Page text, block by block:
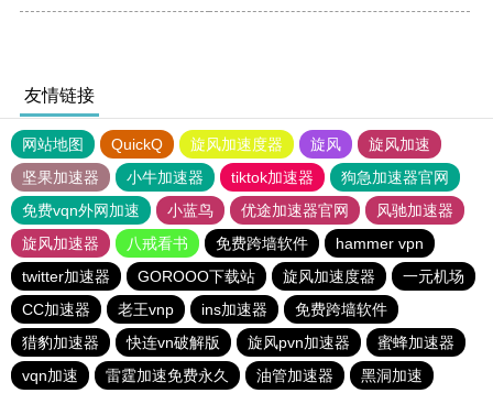
友情链接
网站地图 QuickQ 旋风加速度器 旋风
旋风加速
坚果加速器
小牛加速器 tiktok加速器
狗急加速器官网
免费vqn外网加速
小蓝鸟 优途加速器官网
风驰加速器
旋风加速器
八戒看书 免费跨墙软件
hammer vpn
twitter加速器
GOROOO下载站 旋风加速度器
一元机场
CC加速器
老王vnp ins加速器
免费跨墙软件
猎豹加速器
快连vn破解版 旋风pvn加速器
蜜蜂加速器
vqn加速
雷霆加速免费永久 油管加速器
黑洞加速